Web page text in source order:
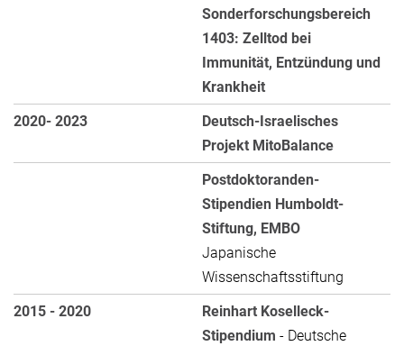
Sonderforschungsbereich
1403: Zelltod bei
Immunität, Entzündung und
Krankheit
2020- 2023
Deutsch-Israelisches
Projekt MitoBalance
Postdoktoranden-
Stipendien Humboldt-
Stiftung, EMBO
Japanische
Wissenschaftsstiftung
2015 - 2020
Reinhart Koselleck-
Stipendium - Deutsche